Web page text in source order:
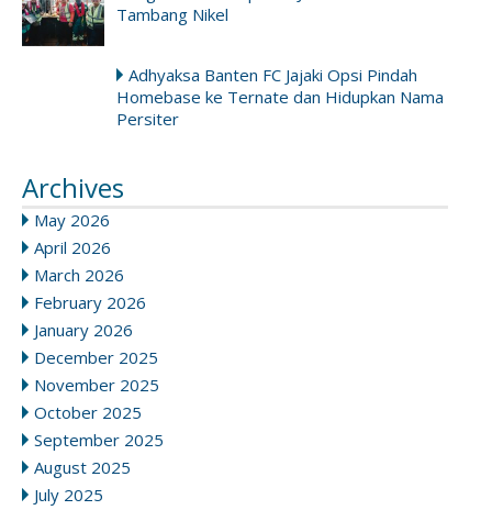
Tambang Nikel
Adhyaksa Banten FC Jajaki Opsi Pindah
Homebase ke Ternate dan Hidupkan Nama
Persiter
Archives
May 2026
April 2026
March 2026
February 2026
January 2026
December 2025
November 2025
October 2025
September 2025
August 2025
July 2025